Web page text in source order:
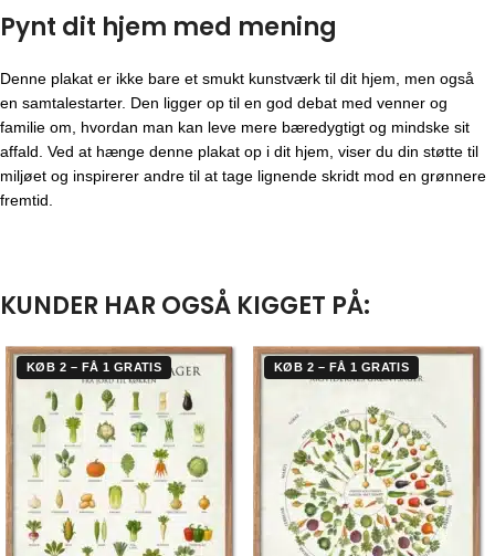
Pynt dit hjem med mening
Denne plakat er ikke bare et smukt kunstværk til dit hjem, men også
en samtalestarter. Den ligger op til en god debat med venner og
familie om, hvordan man kan leve mere bæredygtigt og mindske sit
affald. Ved at hænge denne plakat op i dit hjem, viser du din støtte til
miljøet og inspirerer andre til at tage lignende skridt mod en grønnere
fremtid.
KUNDER HAR OGSÅ KIGGET PÅ:
KØB 2 – FÅ 1 GRATIS KØB 2 – FÅ 1 GRATIS